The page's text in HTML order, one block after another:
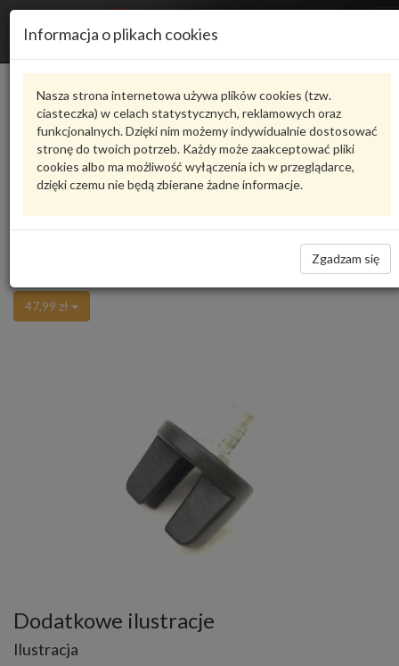
Informacja o plikach cookies
Nasza strona internetowa używa plików cookies (tzw.
ciasteczka) w celach statystycznych, reklamowych oraz
funkcjonalnych. Dzięki nim możemy indywidualnie dostosować
stronę do twoich potrzeb. Każdy może zaakceptować pliki
cookies albo ma możliwość wyłączenia ich w przeglądarce,
dzięki czemu nie będą zbierane żadne informacje.
Zgadzam się
Karta produktu
8E0103109VW CLASSIC
Ocena produktu , oddano głosów: oceń produkt
CLASSIC
47,99 zł
Dodatkowe ilustracje
Ilustracja